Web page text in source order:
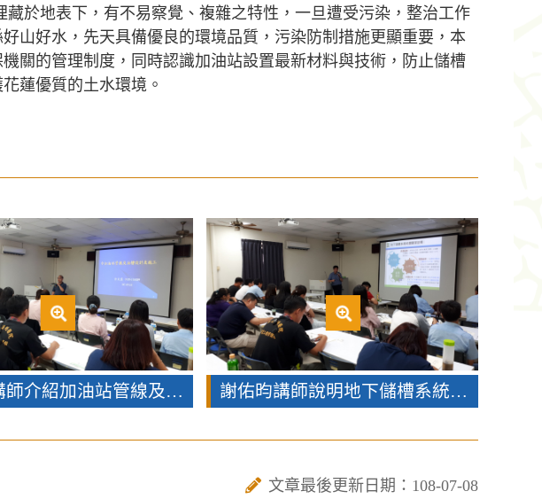
於地表下，有不易察覺、複雜之特性，一旦遭受污染，整治工作
山好水，先天具備優良的環境品質，污染防制措施更顯重要，本
關的管理制度，同時認識加油站設置最新材料與技術，防止儲槽
蓮優質的土水環境。
許天熊講師介紹加油站管線及油槽設計及施工 謝佑昀講師說明地下儲槽系統管理辦法重點及異常情形
文章最後更新日期：108-07-08